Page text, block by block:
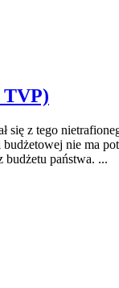
TVP)
z tego
nie ma
państwa. ...